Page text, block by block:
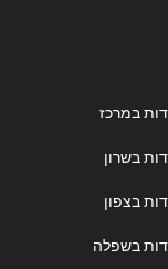
במרכז
בשרון
בצפון
בשפלה